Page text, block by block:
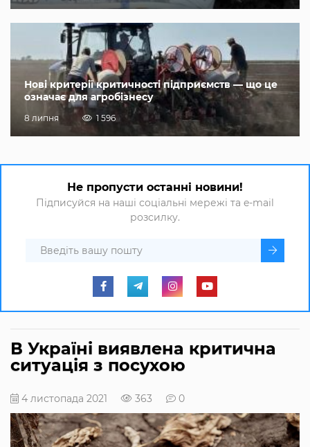
Нові критерії критичності підприємств — що це
означає для агробізнесу
8 липня 1 596
Не пропусти останні новини!
Підписуйся на наші соціальні мережі та e-mail
розсилку.
В Україні виявлена критична
ситуація з посухою
4 листопада 2021 363 0